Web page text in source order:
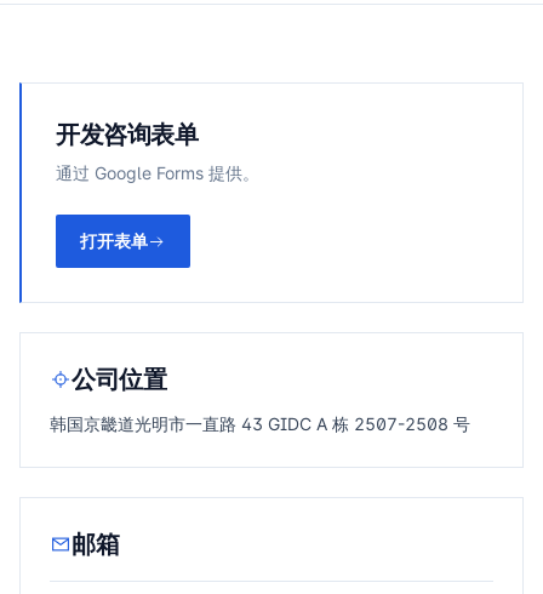
开发咨询表单
通过 Google Forms 提供。
打开表单
公司位置
韩国京畿道光明市一直路 43 GIDC A 栋 2507-2508 号
邮箱